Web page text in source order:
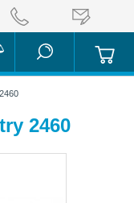
2460